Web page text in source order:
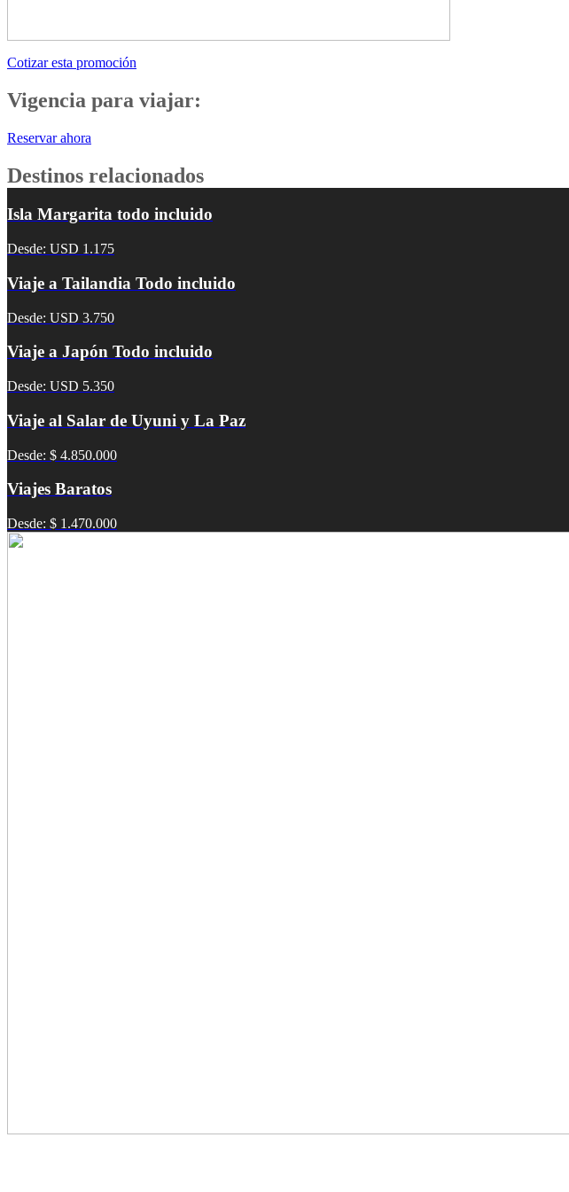
Cotizar esta promoción
Vigencia para viajar:
Reservar ahora
Destinos relacionados
Isla Margarita todo incluido
Desde: USD 1.175
Viaje a Tailandia Todo incluido
Desde: USD 3.750
Viaje a Japón Todo incluido
Desde: USD 5.350
Viaje al Salar de Uyuni y La Paz
Desde: $ 4.850.000
Viajes Baratos
Desde: $ 1.470.000